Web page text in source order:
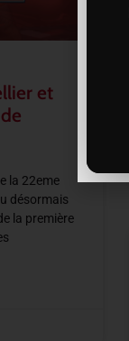
et
la 22eme
désormais
la première